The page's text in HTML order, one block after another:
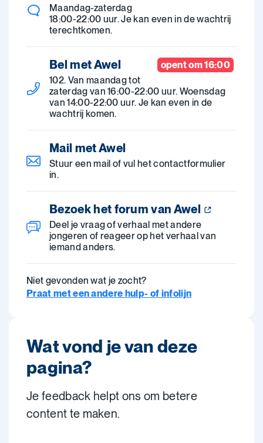
Maandag-zaterdag
18:00-22:00 uur. Je kan even in de wachtrij
terechtkomen.
opent om 16:00
Bel met Awel
102. Van maandag tot
zaterdag van 16:00-22:00 uur. Woensdag
van 14:00-22:00 uur. Je kan even in de
wachtrij komen.
Mail met Awel
Stuur een mail of vul het contactformulier
in.
Bezoek het forum van Awel
Deel je vraag of verhaal met andere
jongeren of reageer op het verhaal van
iemand anders.
Niet gevonden wat je zocht?
Praat met een andere hulp- of infolijn
Wat vond je van deze
pagina?
Je feedback helpt ons om betere
content te maken.